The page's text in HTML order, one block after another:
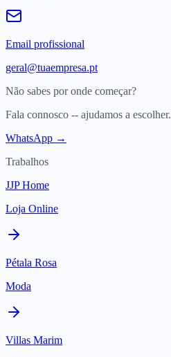
Email profissional
geral@tuaempresa.pt
Não sabes por onde começar?
Fala connosco -- ajudamos a escolher.
WhatsApp →
Trabalhos
JJP Home
Loja Online
Pétala Rosa
Moda
Villas Marim